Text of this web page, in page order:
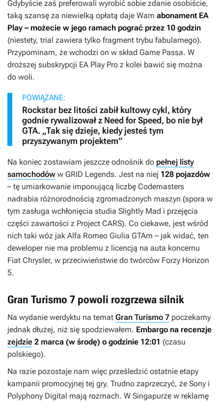
Gdybyście zaś preferowali wyrobić sobie zdanie osobiście,
taką szansę za niewielką opłatą daje Wam abonament EA
Play – możecie w jego ramach pograć przez 10 godzin
(niestety, trial zawiera tylko fragment trybu fabularnego).
Przypominam, że wchodzi on w skład Game Passa. W
droższej subskrypcji EA Play Pro z kolei bawić się można
do woli.
POWIĄZANE:
Rockstar bez litości zabił kultowy cykl, który
godnie rywalizował z Need for Speed, bo nie był
GTA. „Tak się dzieje, kiedy jesteś tym
przyszywanym projektem”
Na koniec zostawiam jeszcze odnośnik do pełnej listy
samochodów w GRID Legends. Jest na niej 128 pojazdów
– tę umiarkowanie imponującą liczbę Codemasters
nadrabia różnorodnością zgromadzonych maszyn (spora w
tym zasługa wchłonięcia studia Slightly Mad i przejęcia
części zawartości z Project CARS). Co ciekawe, jest wśród
nich taki wóz jak Alfa Romeo Giulia GTAm – jak widać, ten
deweloper nie ma problemu z licencją na auta koncernu
Fiat Chrysler, w przeciwieństwie do twórców Forzy Horizon
5.
Gran Turismo 7 powoli rozgrzewa silnik
Na wydanie werdyktu na temat Gran Turismo 7 poczekamy
jednak dłużej, niż się spodziewałem. Embargo na recenzje
zejdzie 2 marca (w środę) o godzinie 12:01 (czasu
polskiego).
Na razie pozostaje nam więc prześledzić ostatnie etapy
kampanii promocyjnej tej gry. Trudno zaprzeczyć, że Sony i
Polyphony Digital mają rozmach. W Singapurze w reklamę